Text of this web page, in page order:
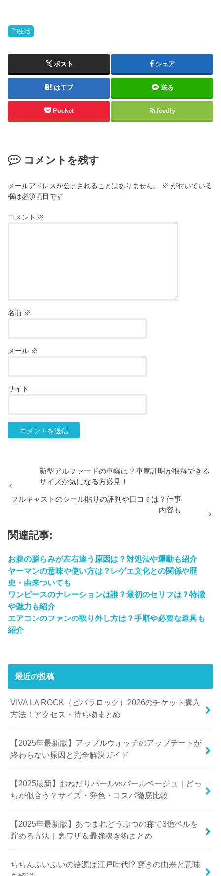
生活
ポスト シェア
はてブ 送る
Pocket feedly
コメントを残す
メールアドレスが公開されることはありません。 ※ が付いている
欄は必須項目です
コメント ※
名前 ※
メール ※
サイト
新型アルファードの車幅は？車庫証明が取得できる
サイズか気になる方必見！
フルキャストのシール貼りの評判や口コミは？仕事
内容も
関連記事:
お腹の膨らみが左右違う原因は？対処法や運動も紹介
ヤーマンの意味や使い方は？レゲエ文化との関係や歴
史・由来ついても
ワンピースのナレーションは誰？最初のセリフは？特徴
や魅力も紹介
エアコンのファンの取り外し方は？手順や必要な道具も
紹介
最近の投稿
VIVA LA ROCK（ビバラロック）2026のチケット購入
方法！アクセス・持ち物まとめ
【2025年最新版】アップルウォッチのアップデートが
終わらない原因と完全解決ガイド
【2025最新】おねだりパールvsパールベージュ｜どっ
ちが似合う？サイズ・発色・コスパ徹底比較
【2025年最新版】あつまれどうぶつの森で3億ベルを
貯める方法｜裏ワザ＆最強稼ぎ術まとめ
ちちんぷいぷいの語源は江戸時代!? 驚きの由来と意味